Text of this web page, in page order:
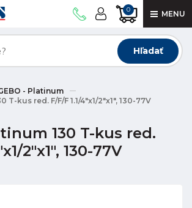
0 MENU
Hľadať
- Platinum
T-kus red. F/F/F 1.1/4"x1/2"x1", 130-77V
130 T-kus red.
2"x1", 130-77V